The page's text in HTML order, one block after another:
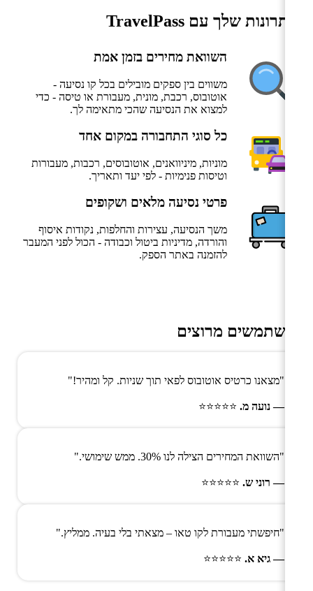
היתרונות שלך עם TravelPass
השוואת מחירים בזמן אמת
משווים בין ספקים מובילים בכל קו נסיעה -
אוטובוס, רכבת, מונית, מעבורת או טיסה - כדי
למצוא את הנסיעה שהכי מתאימה לך.
כל סוגי התחבורה במקום אחד
מוניות, מיניוואנים, אוטובוסים, רכבות, מעבורות
וטיסות פנימיות - לפי יעד ותאריך.
פרטי נסיעה מלאים ושקופים
משך הנסיעה, עצירות והחלפות, נקודות איסוף
והורדה, מדיניות ביטול וכבודה - הכול לפני המעבר
להזמנה באתר הספק.
משתמשים מרוצים
"מצאנו כרטיס אוטובוס לפאי תוך שניות. קל ומהיר!"
— נועה מ. ⭐⭐⭐⭐⭐
"השוואת המחירים הצילה לנו 30%. ממש שימושי."
— רוני ש. ⭐⭐⭐⭐⭐
"חיפשתי מעבורת לקו טאו – מצאתי בלי בעיה. ממליץ."
— גיא א. ⭐⭐⭐⭐⭐